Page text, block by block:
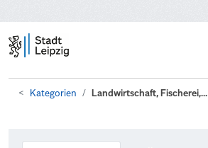
Kategorien Landwirtschaft, Fischerei,...